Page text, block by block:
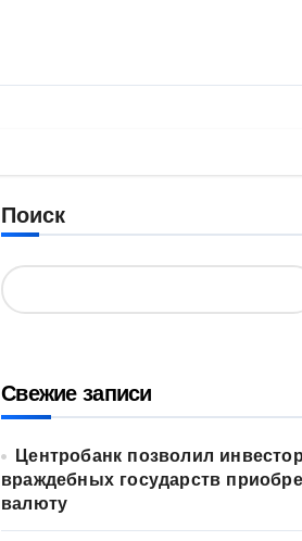
Поиск
Свежие записи
Центробанк позволил
враждебных государств
валюту